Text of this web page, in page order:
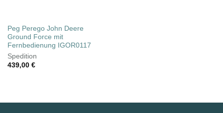
Peg Perego John Deere
Ground Force mit
Fernbedienung IGOR0117
Spedition
439,00 €